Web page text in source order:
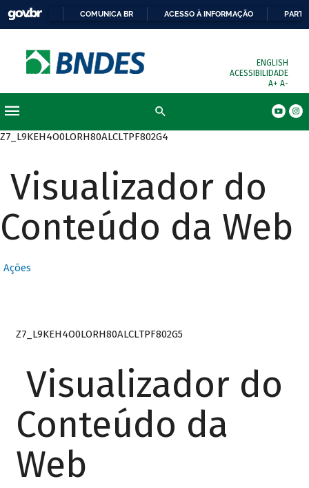
COMUNICA BR ACESSO À INFORMAÇÃO
ENGLISH
ACESSIBILIDADE
A+ A-
Z7_L9KEH4O0LORH80ALCLTPF802G4
Visualizador do
Conteúdo da Web
Ações
Z7_L9KEH4O0LORH80ALCLTPF802G5
Visualizador do
Conteúdo da
Web